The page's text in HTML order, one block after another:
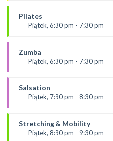
Ola
SALA 1
Pilates
Piątek, 6:30 pm - 7:30 pm
Paulina
*Zajęcia dla dorosłych i dzieci
Zumba
Piątek, 6:30 pm - 7:30 pm
Kasia K.
*Zajęcia dla dorosłych i dzieci
Salsation
Piątek, 7:30 pm - 8:30 pm
Rafał
SALA 1
Stretching & Mobility
Piątek, 8:30 pm - 9:30 pm